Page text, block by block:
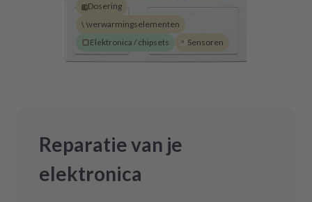
Dosering
verwarmingselementen
Elektronica / chipsets
Sensoren
Reparatie van je
elektronica